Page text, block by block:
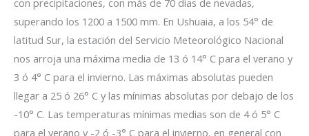
superando los 1200 a 1500 mm. En Ushuaia, a los 54° de
latitud Sur, la estación del Servicio Meteorológico Nacional
nos arroja una máxima media de 13 ó 14° C para el verano y
3 ó 4° C para el invierno. Las máximas absolutas pueden
llegar a 25 ó 26° C y las mínimas absolutas por debajo de los
-10° C. Las temperaturas mínimas medias son de 4 ó 5° C
para el verano y -2 ó -3° C para el invierno, en general con